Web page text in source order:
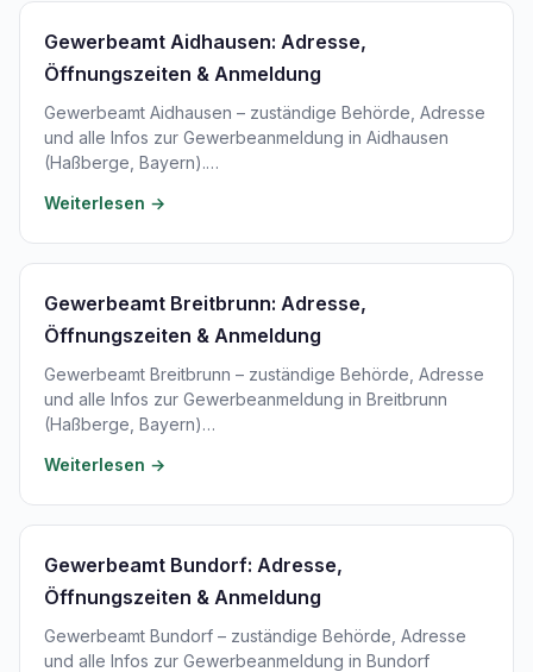
Gewerbeamt Aidhausen: Adresse,
Öffnungszeiten & Anmeldung
Gewerbeamt Aidhausen – zuständige Behörde, Adresse
und alle Infos zur Gewerbeanmeldung in Aidhausen
(Haßberge, Bayern).…
Weiterlesen →
Gewerbeamt Breitbrunn: Adresse,
Öffnungszeiten & Anmeldung
Gewerbeamt Breitbrunn – zuständige Behörde, Adresse
und alle Infos zur Gewerbeanmeldung in Breitbrunn
(Haßberge, Bayern)…
Weiterlesen →
Gewerbeamt Bundorf: Adresse,
Öffnungszeiten & Anmeldung
Gewerbeamt Bundorf – zuständige Behörde, Adresse
und alle Infos zur Gewerbeanmeldung in Bundorf